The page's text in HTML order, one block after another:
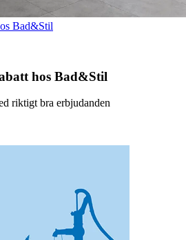
Bad&Stil
hos Bad&Stil
riktigt bra erbjudanden